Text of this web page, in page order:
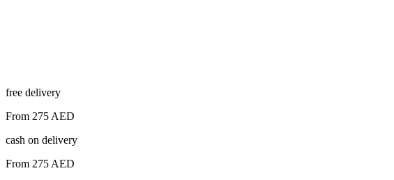
free delivery
From 275 AED
cash on delivery
From 275 AED